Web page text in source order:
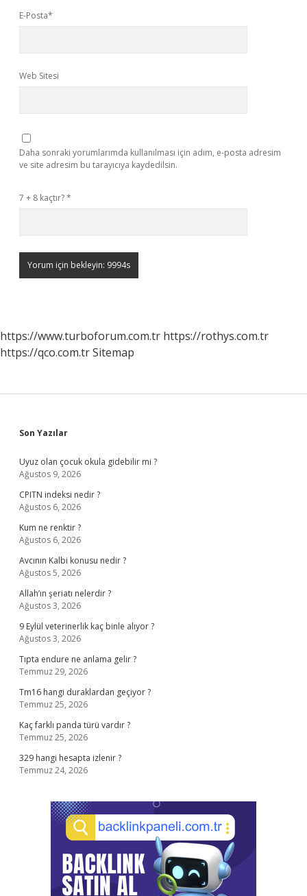
E-Posta*
Web Sitesi
Daha sonraki yorumlarımda kullanılması için adım, e-posta adresim
ve site adresim bu tarayıcıya kaydedilsin.
7 + 8 kaçtır?*
https://www.turboforum.com.tr https://rothys.com.tr
https://qco.com.trSitemap
Sidebar
Son Yazılar
Uyuz olan çocuk okula gidebilir mi ?
Ağustos 9, 2026
CPITN indeksi nedir ?
Ağustos 6, 2026
Kum ne renktir ?
Ağustos 6, 2026
Avcının Kalbi konusu nedir ?
Ağustos 5, 2026
Allah’ın şeriatı nelerdir ?
Ağustos 3, 2026
9 Eylül veterinerlik kaç binle alıyor ?
Ağustos 3, 2026
Tıpta endure ne anlama gelir ?
Temmuz 29, 2026
Tm16 hangi duraklardan geçiyor ?
Temmuz 25, 2026
Kaç farklı panda türü vardır ?
Temmuz 25, 2026
329 hangi hesapta izlenir ?
Temmuz 24, 2026